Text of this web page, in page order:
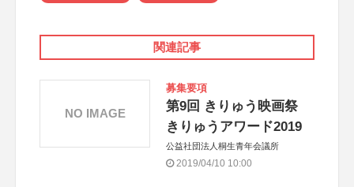
関連記事
募集要項
第9回 きりゅう映画祭
きりゅうアワード2019
公益社団法人桐生青年会議所
2019/04/10 10:00
NO IMAGE